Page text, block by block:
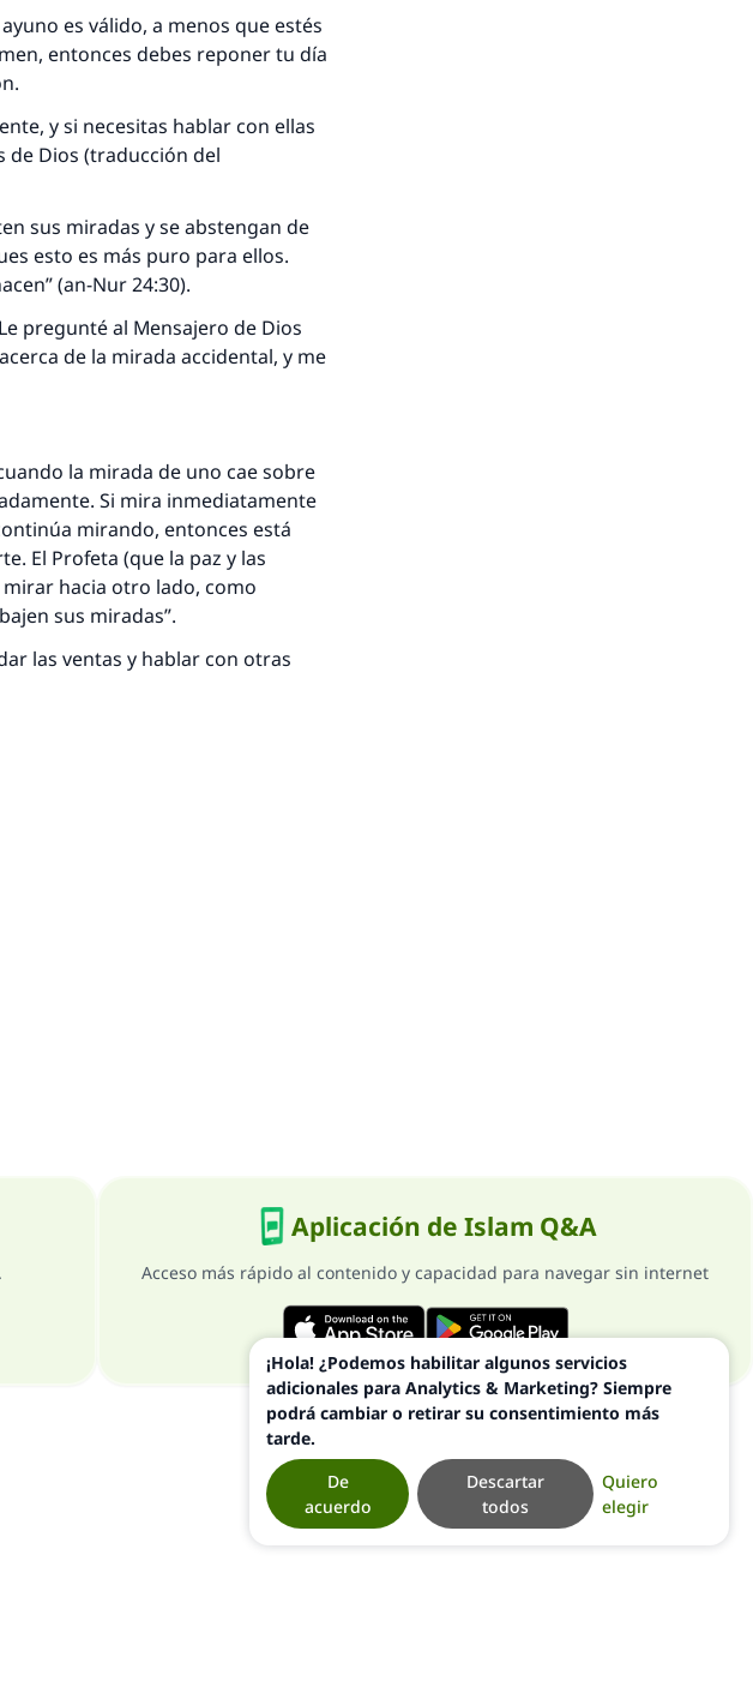
es válido, a menos que estés
entonces debes reponer tu día
y si necesitas hablar con ellas
de Dios (traducción del
sus miradas y se abstengan de
esto es más puro para ellos.
(an-Nur 24:30).
pregunté al Mensajero de Dios
de la mirada accidental, y me
la mirada de uno cae sobre
Si mira inmediatamente
mirando, entonces está
El Profeta (que la paz y las
hacia otro lado, como
sus miradas”.
las ventas y hablar con otras
Aplicación de Islam Q&A
Acceso más rápido al contenido y capacidad para navegar sin internet
¡Hola! ¿Podemos habilitar algunos servicios
adicionales para Analytics & Marketing? Siempre
podrá cambiar o retirar su consentimiento más
tarde.
Quiero
elegir
Descartar
todos
De
acuerdo